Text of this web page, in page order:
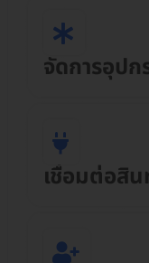
จัดการอุป
เชื่อมต่อสิ